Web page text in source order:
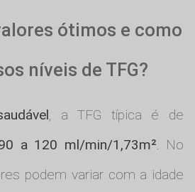
ótimos e como
níveis de TFG?
, a TFG típica é de
a 120 ml/min/1,73m². No
podem variar com a idade